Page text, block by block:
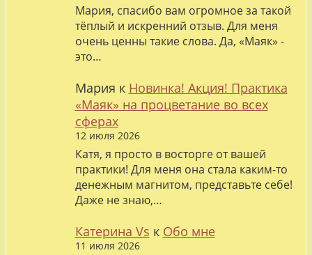
Мария, спасибо вам огромное за такой
тёплый и искренний отзыв. Для меня
очень ценны такие слова. Да, «Маяк» -
это…
Мария к Новинка! Акция! Практика
«Маяк» на процветание во всех
сферах
12 июля 2026
Катя, я просто в восторге от вашей
практики! Для меня она стала каким-то
денежным магнитом, представьте себе!
Даже не знаю,…
Катерина Vs к Обо мне
11 июля 2026